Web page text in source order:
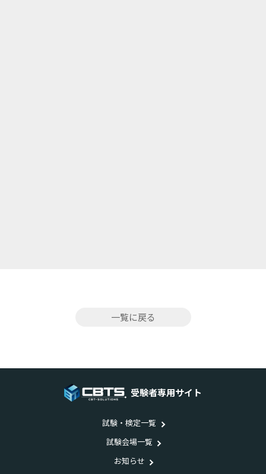
一覧に戻る
受験者専用サイト
試験・検定一覧
試験会場一覧
お知らせ